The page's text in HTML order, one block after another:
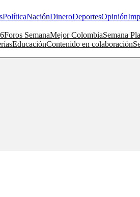
PolíticaNaciónDineroDeportesOpinión
Foros SemanaMejor ColombiaSemana
EducaciónContenido en colaboración